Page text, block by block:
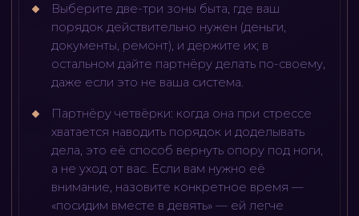
Выберите две-три зоны быта, где ваш
порядок действительно нужен (деньги,
документы, ремонт), и держите их; в
остальном дайте партнёру делать по-своему,
даже если это не ваша система.
Партнёру четвёрки: когда она при стрессе
хватается наводить порядок и доделывать
дела, это её способ вернуть опору под ноги,
а не уход от вас. Если вам нужно её
внимание, назовите конкретное время —
«посидим вместе в девять» — ей легче